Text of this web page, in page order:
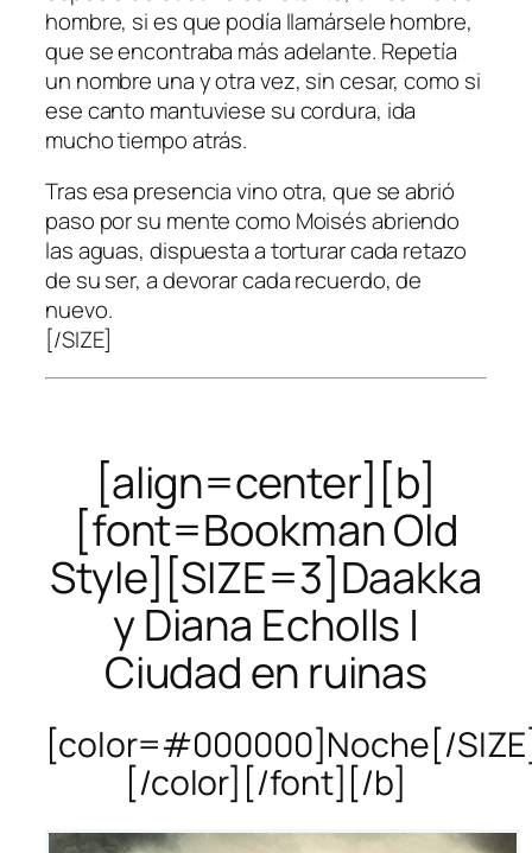
hombre, si es que podía llamársele hombre,
que se encontraba más adelante. Repetía
un nombre una y otra vez, sin cesar, como si
ese canto mantuviese su cordura, ida
mucho tiempo atrás.
Tras esa presencia vino otra, que se abrió
paso por su mente como Moisés abriendo
las aguas, dispuesta a torturar cada retazo
de su ser, a devorar cada recuerdo, de
nuevo.
[/SIZE]
[align=center][b]
[font=Bookman Old
Style][SIZE=3]Daakka
y Diana Echolls |
Ciudad en ruinas
[color=#000000]Noche[/
[/color][/font][/b]